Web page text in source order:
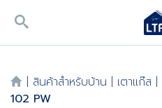
| สินค้าสำหรับบ้าน | เตาแก๊ส |
102 PW